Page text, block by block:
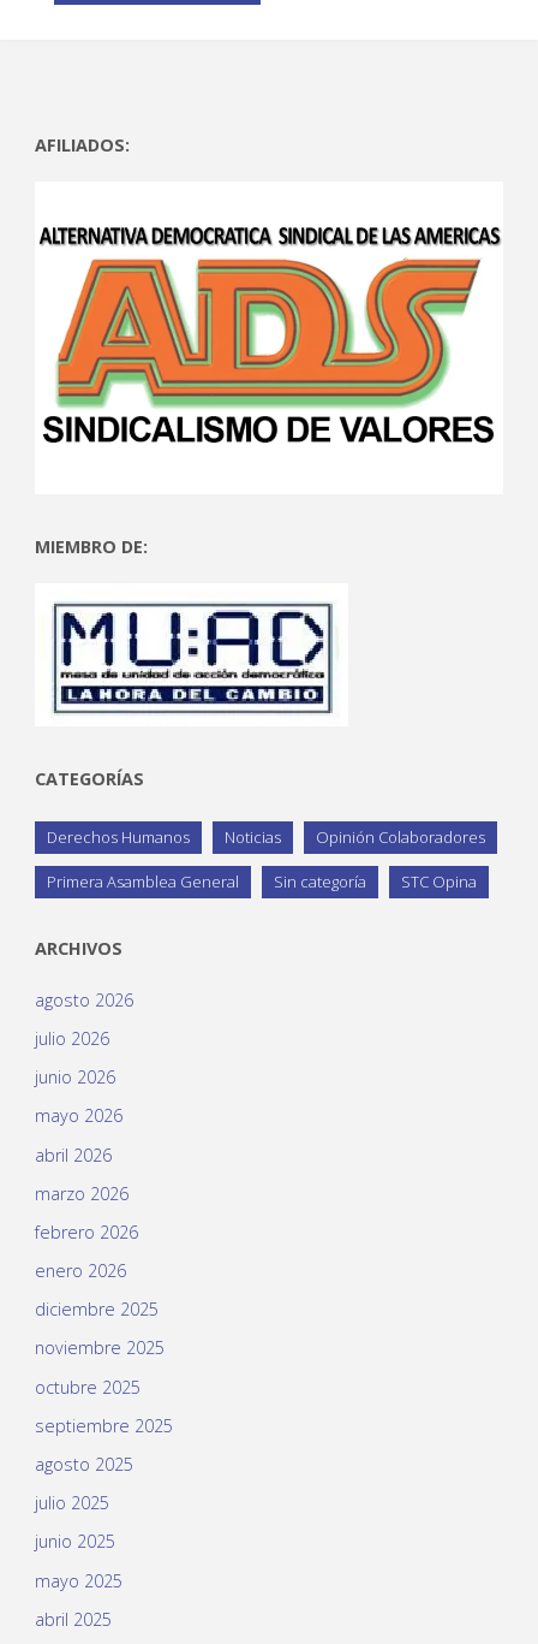
AFILIADOS:
MIEMBRO DE:
CATEGORÍAS
Derechos Humanos Noticias Opinión Colaboradores
Primera Asamblea General Sin categoría STC Opina
ARCHIVOS
agosto 2026
julio 2026
junio 2026
mayo 2026
abril 2026
marzo 2026
febrero 2026
enero 2026
diciembre 2025
noviembre 2025
octubre 2025
septiembre 2025
agosto 2025
julio 2025
junio 2025
mayo 2025
abril 2025